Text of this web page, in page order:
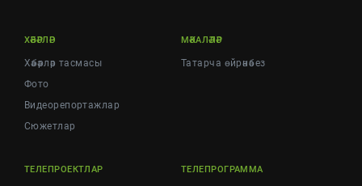
ХӘБӘРЛӘР
Хәбәрләр тасмасы
Фото
Видеорепортажлар
Cюжетлар
МӘКАЛӘЛӘР
Татарча өйрәнәбез
ТЕЛЕПРОЕКТЛАР ТЕЛЕПРОГРАММА